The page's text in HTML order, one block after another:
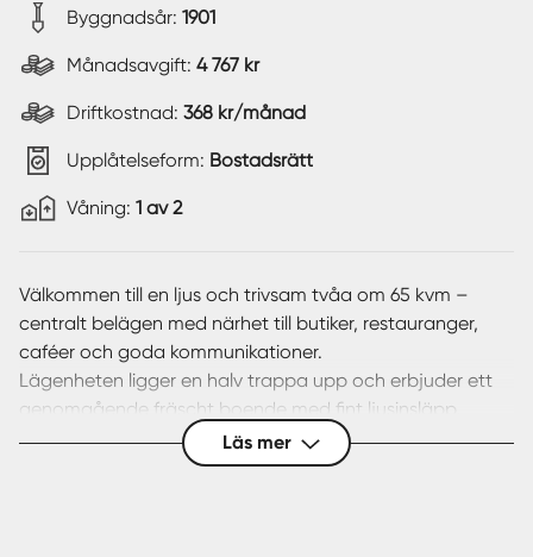
Byggnadsår: 1901
Månadsavgift: 4 767 kr
Driftkostnad: 368 kr/månad
Upplåtelseform: Bostadsrätt
Våning: 1 av 2
Välkommen till en ljus och trivsam tvåa om 65 kvm –
centralt belägen med närhet till butiker, restauranger,
caféer och goda kommunikationer.
Lägenheten ligger en halv trappa upp och erbjuder ett
genomgående fräscht boende med fint ljusinsläpp,
generös takhöjd (2,78 m) och välplanerade ytor.
Läs mer